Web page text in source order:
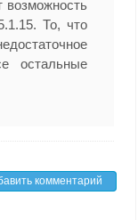
возможность
То, что
остальные
комментарий